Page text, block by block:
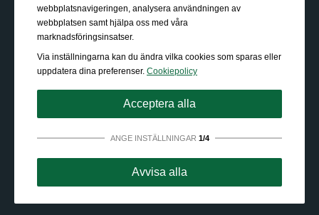
webbplatsnavigeringen, analysera användningen av
webbplatsen samt hjälpa oss med våra
marknadsföringsinsatser.
Via inställningarna kan du ändra vilka cookies som sparas eller
uppdatera dina preferenser. Cookiepolicy
Acceptera alla
ANGE INSTÄLLNINGAR 1/4
Absolut nödvändigt:Dessa cookies behövs för att
Avvisa alla